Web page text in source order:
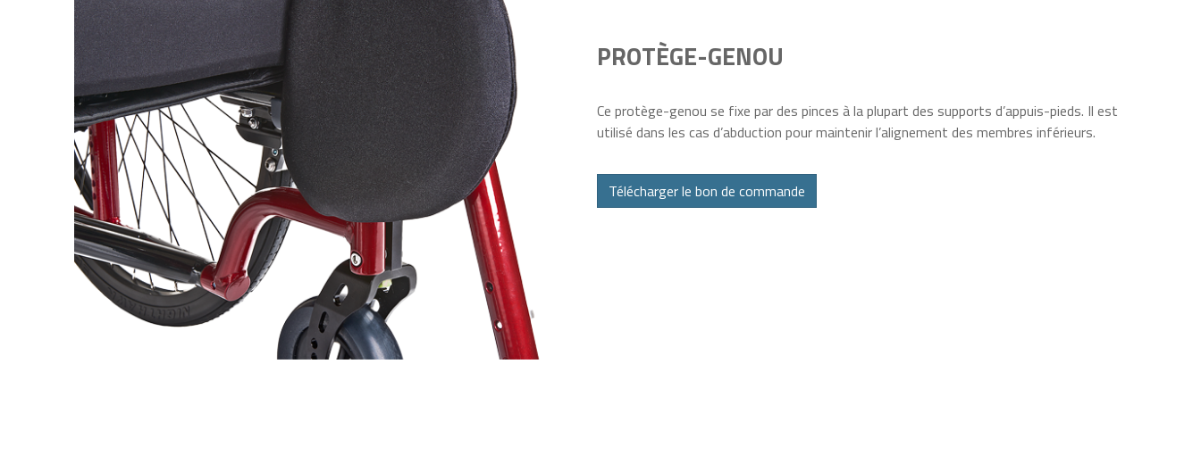
PROTÈGE-GENOU
Ce protège-genou se fixe par des pinces à la plupart des supports d’appuis-pieds. Il est
utilisé dans les cas d’abduction pour maintenir l’alignement des membres inférieurs.
Télécharger le bon de commande